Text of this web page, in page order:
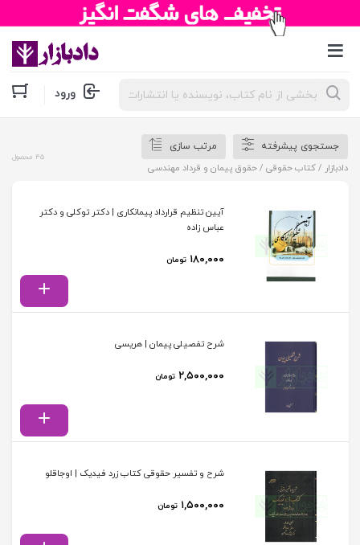
جستجوی
محصولات ورود
جستجوی پیشرفته
مرتب سازی
دادبازار /کتاب حقوقی / حقوق پیمان و قرداد مهندسی
45 محصول
آیین تنظیم قرارداد پیمانکاری | دکتر توکلی و دکتر
عباس زاده
۱۸۰,۰۰۰ تومان
شرح تفصیلی پیمان | هریسی
۲,۵۰۰,۰۰۰ تومان
شرح و تفسیر حقوقی کتاب زرد فیدیک | اوجاقلو
۱,۵۰۰,۰۰۰ تومان